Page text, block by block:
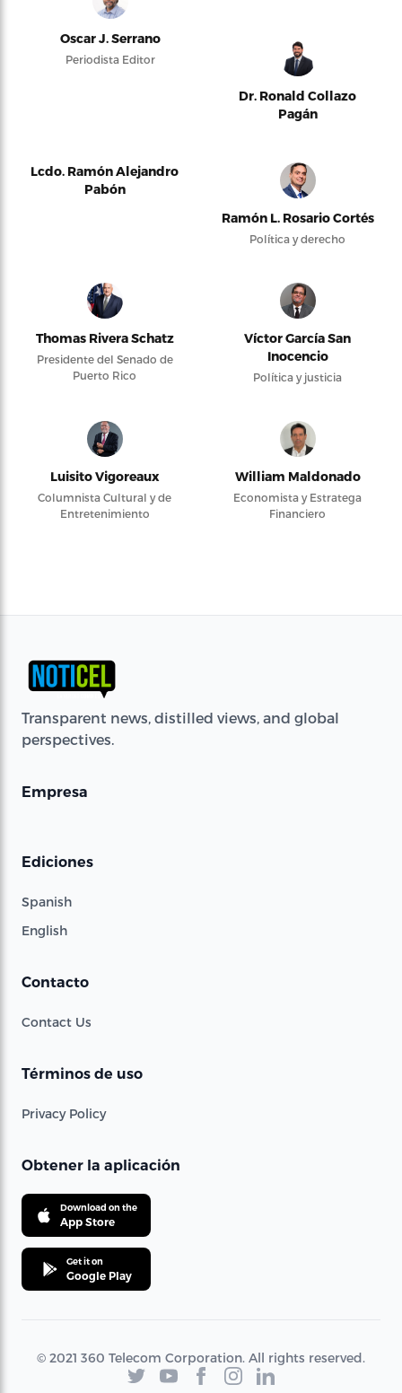
Oscar J. Serrano
Periodista Editor
Dr. Ronald Collazo
Pagán
Lcdo. Ramón Alejandro
Pabón
Ramón L. Rosario Cortés
Política y derecho
Thomas Rivera Schatz
Presidente del Senado de
Puerto Rico
Víctor García San
Inocencio
Política y justicia
Luisito Vigoreaux
Columnista Cultural y de
Entretenimiento
William Maldonado
Economista y Estratega
Financiero
Transparent news, distilled views, and global
perspectives.
Empresa
Ediciones
Spanish
English
Contacto
Contact Us
Términos de uso
Privacy Policy
Obtener la aplicación
Download on the
App Store
Get it on
Google Play
© 2021 360 Telecom Corporation. All rights reserved.